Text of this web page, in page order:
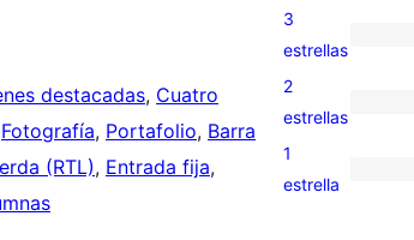
destacadas, Cuatro
Fotografía, Portafolio, Barra
(RTL), Entrada fija
valoraciones
de
0
valoraciones
de
3
estrellas
0
valoraciones
de
2
estrellas
1
1
estrella